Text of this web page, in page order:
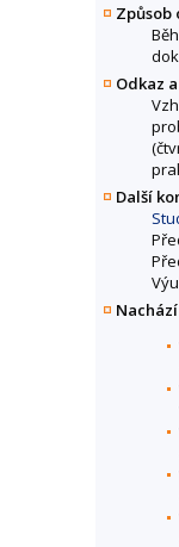
Způsob
Odkaz
Další